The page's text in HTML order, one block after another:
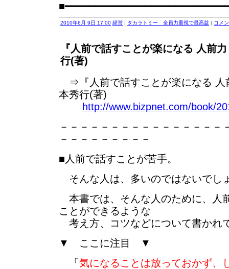
2010年6月 9日 17:00 経営 | タカラトミー 全員力重視で最高益 | コメ
『人前で話すことが楽になる 人前
行(著)
⇒『人前で話すことが楽になる 人
本秀行(著)
http://www.bizpnet.com/book/
－－－－－－－－－－－－－－－－
－－－－－－－－－
■人前で話すことが苦手。
そんな人は、多いのではないでし
本書では、そんな人のために、人
ことができるような
考え方、コツなどについて書かれ
▼ ここに注目 ▼
「 気になることは放っておかず、